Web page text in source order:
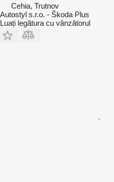
Cehia, Trutnov
Autostyl s.r.o. - Škoda Plus
Luați legătura cu vânzătorul